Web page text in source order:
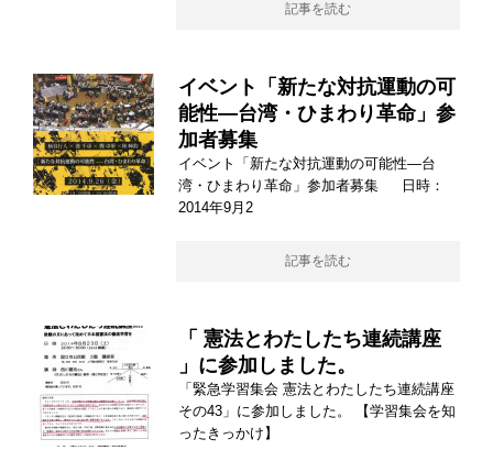
記事を読む
イベント「新たな対抗運動の可
能性—台湾・ひまわり革命」参
加者募集
イベント「新たな対抗運動の可能性—台
湾・ひまわり革命」参加者募集 日時：
2014年9月2
記事を読む
「 憲法とわたしたち連続講座
」に参加しました。
「緊急学習集会 憲法とわたしたち連続講座
その43」に参加しました。 【学習集会を知
ったきっかけ】